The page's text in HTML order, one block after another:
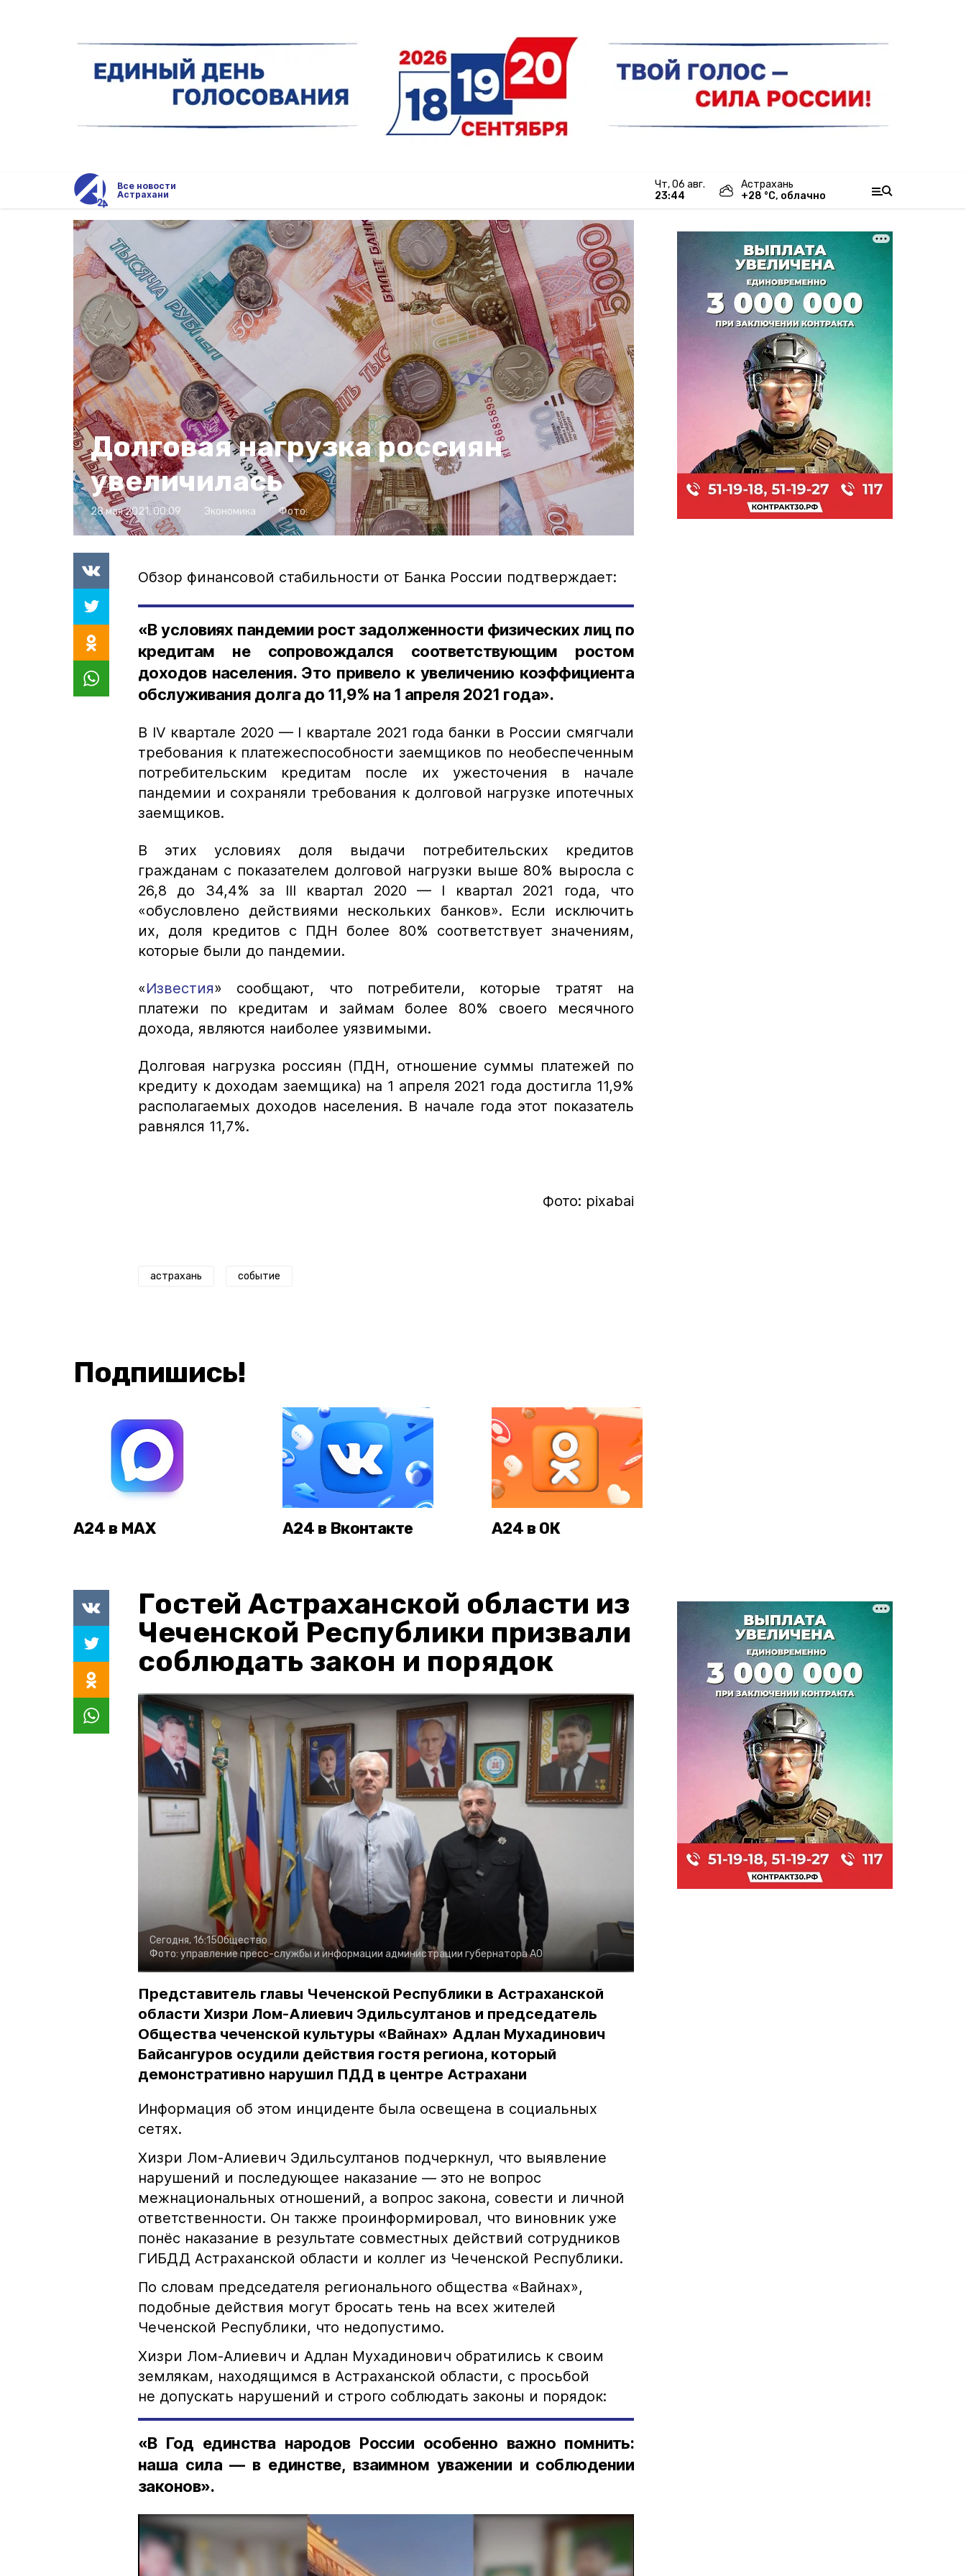
Все новости
Астрахани
чт, 06 авг.
23:44
Астрахань
+28 °С, облачно
Долговая нагрузка россиян
увеличилась
28 мая 2021, 00:09 Экономика Фото:
Обзор финансовой стабильности от Банка России подтверждает:
«В условиях пандемии рост задолженности физических лиц по
кредитам не сопровождался соответствующим ростом
доходов населения. Это привело к увеличению коэффициента
обслуживания долга до 11,9% на 1 апреля 2021 года».
В IV квартале 2020 — I квартале 2021 года банки в России смягчали
требования к платежеспособности заемщиков по необеспеченным
потребительским кредитам после их ужесточения в начале
пандемии и сохраняли требования к долговой нагрузке ипотечных
заемщиков.
В этих условиях доля выдачи потребительских кредитов
гражданам с показателем долговой нагрузки выше 80% выросла с
26,8 до 34,4% за III квартал 2020 — I квартал 2021 года, что
«обусловлено действиями нескольких банков». Если исключить
их, доля кредитов с ПДН более 80% соответствует значениям,
которые были до пандемии.
«Известия» сообщают, что потребители, которые тратят на
платежи по кредитам и займам более 80% своего месячного
дохода, являются наиболее уязвимыми.
Долговая нагрузка россиян (ПДН, отношение суммы платежей по
кредиту к доходам заемщика) на 1 апреля 2021 года достигла 11,9%
располагаемых доходов населения. В начале года этот показатель
равнялся 11,7%.
Фото: pixabai
астрахань событие
Подпишись!
А24 в MAX А24 в Вконтакте А24 в ОК
Гостей Астраханской области из
Чеченской Республики призвали
соблюдать закон и порядок
Сегодня, 16:15Общество
Фото: управление пресс-службы и информации администрации губернатора АО
Представитель главы Чеченской Республики в Астраханской
области Хизри Лом-Алиевич Эдильсултанов и председатель
Общества чеченской культуры «Вайнах» Адлан Мухадинович
Байсангуров осудили действия гостя региона, который
демонстративно нарушил ПДД в центре Астрахани
Информация об этом инциденте была освещена в социальных
сетях.
Хизри Лом-Алиевич Эдильсултанов подчеркнул, что выявление
нарушений и последующее наказание — это не вопрос
межнациональных отношений, а вопрос закона, совести и личной
ответственности. Он также проинформировал, что виновник уже
понёс наказание в результате совместных действий сотрудников
ГИБДД Астраханской области и коллег из Чеченской Республики.
По словам председателя регионального общества «Вайнах»,
подобные действия могут бросать тень на всех жителей
Чеченской Республики, что недопустимо.
Хизри Лом-Алиевич и Адлан Мухадинович обратились к своим
землякам, находящимся в Астраханской области, с просьбой
не допускать нарушений и строго соблюдать законы и порядок:
«В Год единства народов России особенно важно помнить:
наша сила — в единстве, взаимном уважении и соблюдении
законов».